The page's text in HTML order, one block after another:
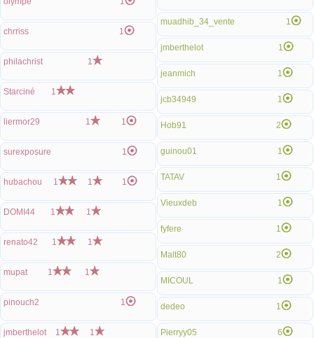
chrriss 1
philachrist 1
Starciné 1
liermor29 1 1
surexposure 1
hubachou 1 1 1
DOMI44 1 1
renato42 1 1
mupat 1 1
pinouch2 1
jmberthelot 1 1
muadhib_34_vente 1
jmberthelot 1
jeanmich 1
jcb34949 1
Hob91 2
guinou01 1
TATAV 1
Vieuxdeb 1
fyfere 1
Malt80 2
MICOUL 1
dedeo 1
Pierryy05 6